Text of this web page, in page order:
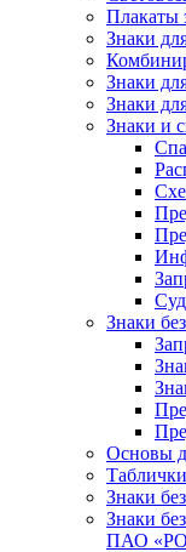
Плакаты
Знаки
Знаки
Знаки
Знаки и
Знаки
Основы
Знаки
Знаки
ПАО